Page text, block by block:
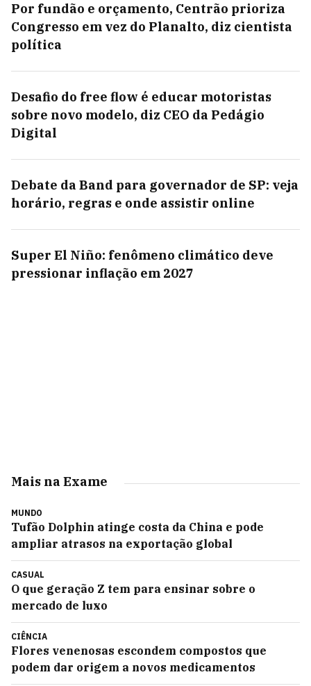
Por fundão e orçamento, Centrão prioriza
Congresso em vez do Planalto, diz cientista
política
Desafio do free flow é educar motoristas
sobre novo modelo, diz CEO da Pedágio
Digital
Debate da Band para governador de SP: veja
horário, regras e onde assistir online
Super El Niño: fenômeno climático deve
pressionar inflação em 2027
Mais na Exame
MUNDO
Tufão Dolphin atinge costa da China e pode
ampliar atrasos na exportação global
CASUAL
O que geração Z tem para ensinar sobre o
mercado de luxo
CIÊNCIA
Flores venenosas escondem compostos que
podem dar origem a novos medicamentos